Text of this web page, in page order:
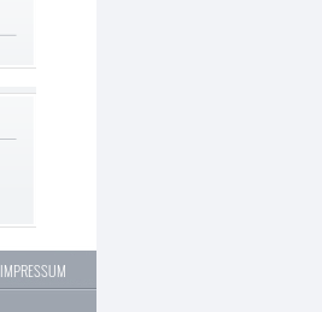
IMPRESSUM